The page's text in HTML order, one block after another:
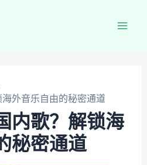
外音乐自由的秘密通道
内歌？解锁海
秘密通道